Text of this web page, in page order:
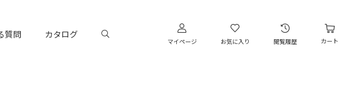
質問 カタログ
マイページ お気に入り 閲覧履歴 カート